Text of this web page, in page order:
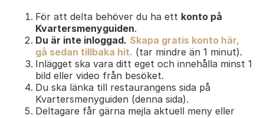
För att delta behöver du ha ett konto på
Kvartersmenyguiden.
Du är inte inloggad. Skapa gratis konto här,
gå sedan tillbaka hit. (tar mindre än 1 minut).
Inlägget ska vara ditt eget och innehålla minst 1
bild eller video från besöket.
Du ska länka till restaurangens sida på
Kvartersmenyguiden (denna sida).
Deltagare får gärna mejla aktuell meny eller